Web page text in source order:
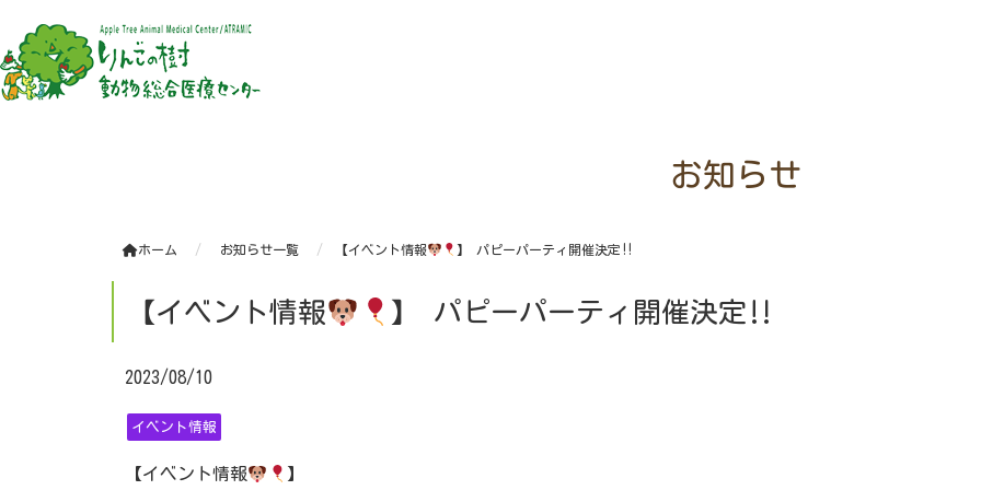
お知らせ
ホーム お知らせ一覧 【イベント情報 】 パピーパーティ開催決定‼︎
【イベント情報 】 パピーパーティ開催決定‼︎
2023/08/10
イベント情報
【イベント情報 】